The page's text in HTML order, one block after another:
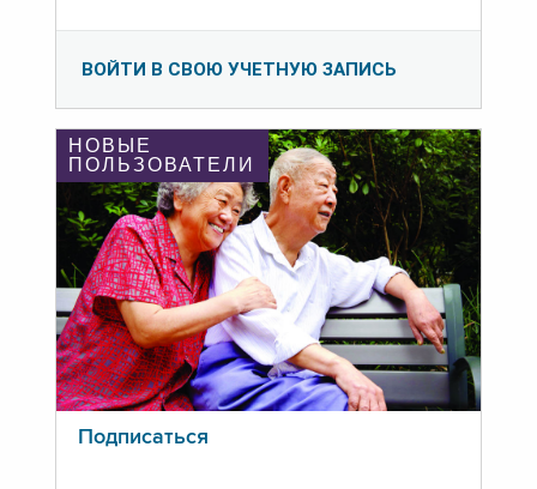
ВОЙТИ В СВОЮ УЧЕТНУЮ ЗАПИСЬ
НОВЫЕ
ПОЛЬЗОВАТЕЛИ
Подписаться